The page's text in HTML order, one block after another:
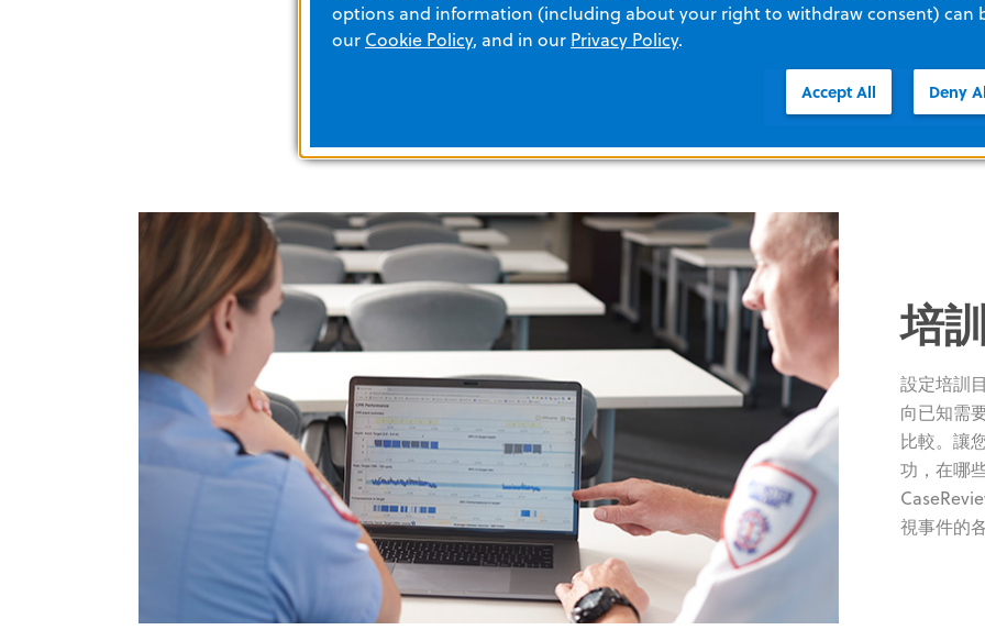
培
設定培訓
向已知需
比較。讓
功，在哪
視事件的
options and information (including about your right to withdraw consent) can
our Cookie Policy, and in our Privacy Policy.
Accept All Deny